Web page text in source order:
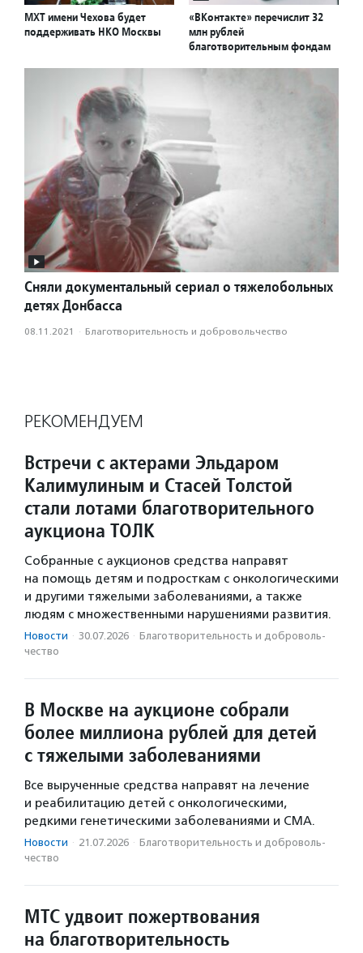
МХТ имени Чехова будет
поддерживать НКО Москвы
«ВКонтакте» перечислит 32
млн рублей
благотворительным фондам
Сняли документальный сериал о тяжелобольных
детях Донбасса
08.11.2021 · Благотвори­тель­ность и доброволь­чест­во
РЕКОМЕНДУЕМ
Встречи с актерами Эльдаром
Калимулиным и Стасей Толстой
стали лотами благотворительного
аукциона ТОЛК
Собранные с аукционов средства направят
на помощь детям и подросткам с онкологическими
и другими тяжелыми заболеваниями, а также
людям с множественными нарушениями развития.
Новости · 30.07.2026 · Благотвори­тель­ность и доброволь­
чест­во
В Москве на аукционе собрали
более миллиона рублей для детей
с тяжелыми заболеваниями
Все вырученные средства направят на лечение
и реабилитацию детей с онкологическими,
редкими генетическими заболеваниями и СМА.
Новости · 21.07.2026 · Благотвори­тель­ность и доброволь­
чест­во
МТС удвоит пожертвования
на благотворительность